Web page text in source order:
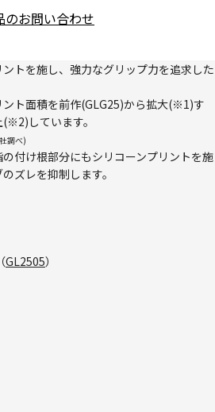
のお問い合わせ
トを施し、強力なグリップ力を追求した
ト面積を前作(GLG25)から拡大(※1)す
しています。
調べ)
付け根部分にもシリコーンプリントを施
ズレを抑制します。
GL2505）